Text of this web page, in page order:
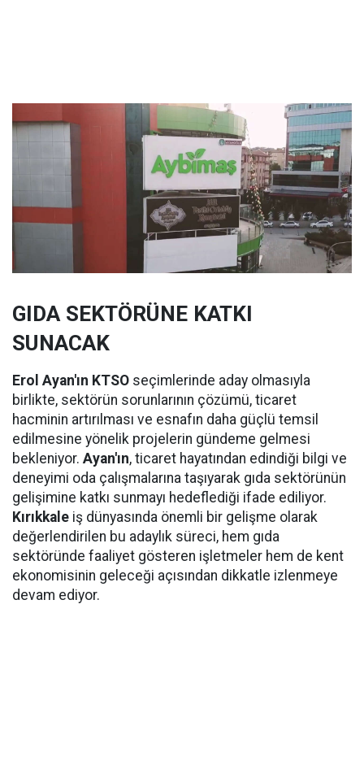
GIDA SEKTÖRÜNE KATKI
SUNACAK
Erol Ayan'ın KTSO seçimlerinde aday olmasıyla
birlikte, sektörün sorunlarının çözümü, ticaret
hacminin artırılması ve esnafın daha güçlü temsil
edilmesine yönelik projelerin gündeme gelmesi
bekleniyor. Ayan'ın, ticaret hayatından edindiği bilgi ve
deneyimi oda çalışmalarına taşıyarak gıda sektörünün
gelişimine katkı sunmayı hedeflediği ifade ediliyor.
Kırıkkale iş dünyasında önemli bir gelişme olarak
değerlendirilen bu adaylık süreci, hem gıda
sektöründe faaliyet gösteren işletmeler hem de kent
ekonomisinin geleceği açısından dikkatle izlenmeye
devam ediyor.